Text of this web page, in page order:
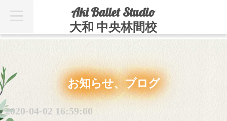
Aki Ballet Studio
大和 中央林間校
t
o
g
v
i
お知らせ、ブログ
2020-04-02 16:59:00